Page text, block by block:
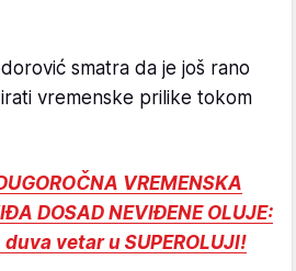
smatra da je još rano
vremenske prilike tokom
VREMENSKA
DOSAD NEVIĐENE OLUJE:
vetar u SUPEROLUJI!